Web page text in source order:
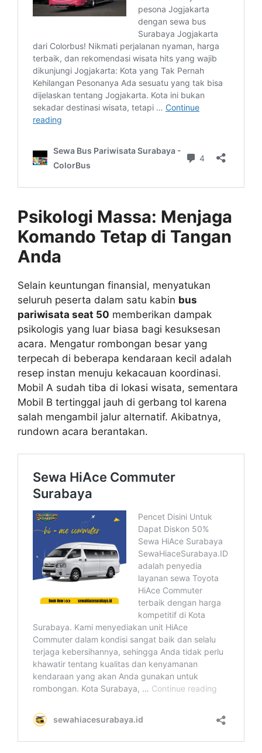
Psikologi Massa: Menjaga
Komando Tetap di Tangan
Anda
Selain keuntungan finansial, menyatukan
seluruh peserta dalam satu kabin bus
pariwisata seat 50 memberikan dampak
psikologis yang luar biasa bagi kesuksesan
acara. Mengatur rombongan besar yang
terpecah di beberapa kendaraan kecil adalah
resep instan menuju kekacauan koordinasi.
Mobil A sudah tiba di lokasi wisata, sementara
Mobil B tertinggal jauh di gerbang tol karena
salah mengambil jalur alternatif. Akibatnya,
rundown acara berantakan.